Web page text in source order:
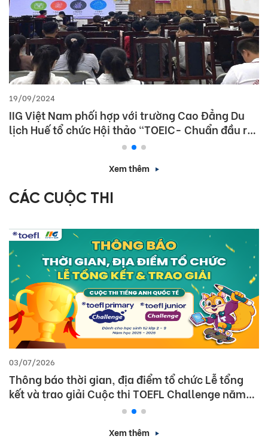
19/09/2024
IIG Việt Nam phối hợp với trường Cao Đẳng Du
lịch Huế tổ chức Hội thảo “TOEIC- Chuẩn đầu ra
tiếng Anh- Bí Quyết chinh phục nhà tuyển dụng”
Xem thêm
CÁC CUỘC THI
03/07/2026
Thông báo thời gian, địa điểm tổ chức Lễ tổng
kết và trao giải Cuộc thi TOEFL Challenge năm
Xem thêm